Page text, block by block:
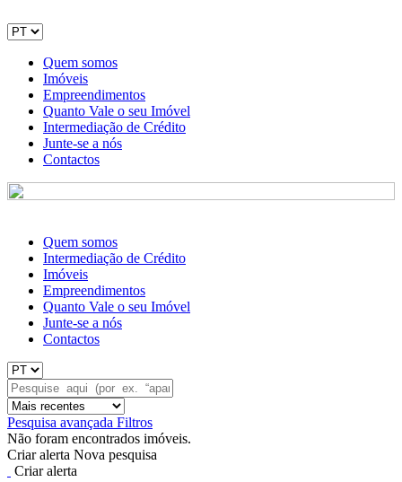
Quem somos
Imóveis
Empreendimentos
Quanto Vale o seu Imóvel
Intermediação de Crédito
Junte-se a nós
Contactos
Quem somos
Intermediação de Crédito
Imóveis
Empreendimentos
Quanto Vale o seu Imóvel
Junte-se a nós
Contactos
Pesquisa avançada Filtros
Não foram encontrados imóveis.
Criar alerta Nova pesquisa
Criar alerta